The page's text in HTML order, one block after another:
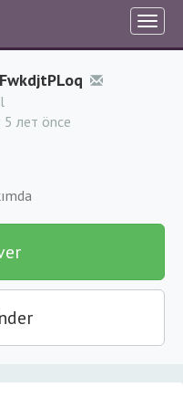
5 лет önce